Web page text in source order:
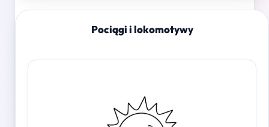
Pociągi i lokomotywy